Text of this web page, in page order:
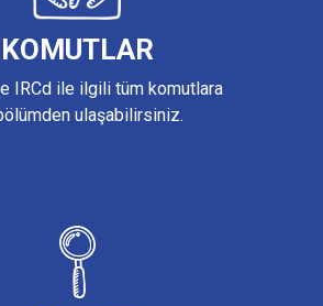
KOMUTLAR
IRCd ile ilgili tüm komutlara
ulaşabilirsiniz.